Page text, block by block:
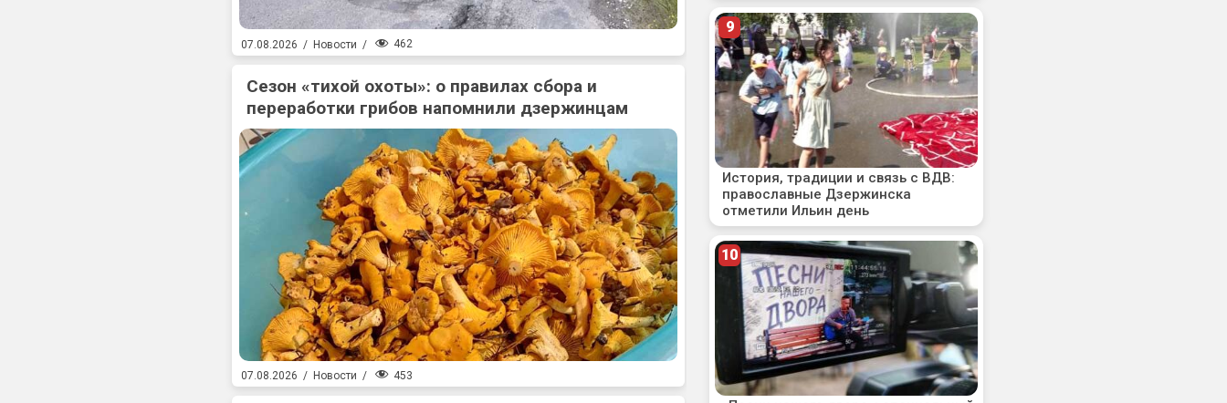
07.08.2026 / Новости / 462
Сезон «тихой охоты»: о правилах сбора и
переработки грибов напомнили дзержинцам
07.08.2026 / Новости / 453